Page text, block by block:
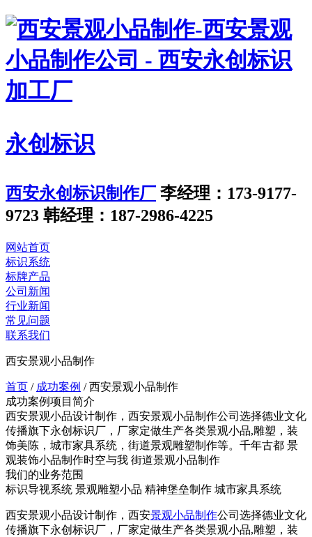
永创标识
西安永创标识制作厂 李经理：173-9177-
9723 韩经理：187-2986-4225
网站首页
标识系统
标牌产品
公司新闻
行业新闻
常见问题
联系我们
西安景观小品制作
首页 / 成功案例 /西安景观小品制作
成功案例项目简介
西安景观小品设计制作，西安景观小品制作公司选择德业文化
传播旗下永创标识厂，厂家定做生产各类景观小品,雕塑，装
饰美陈，城市家具系统，街道景观雕塑制作等。千年古都 景
观装饰小品制作时空与我 街道景观小品制作
我们的业务范围
标识导视系统 景观雕塑小品 精神堡垒制作 城市家具系统
西安景观小品设计制作，西安景观小品制作公司选择德业文化
传播旗下永创标识厂，厂家定做生产各类景观小品,雕塑，装